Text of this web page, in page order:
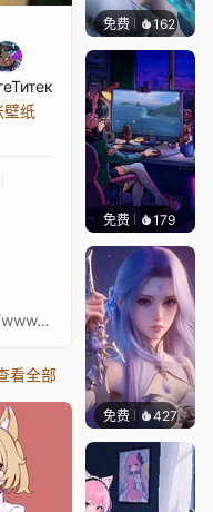
纸
Figure author: HoplitxLink: https://www.pixiv.net/en/artworks/84696795
看全部
免费 162好看
免费 179
免费 427好看